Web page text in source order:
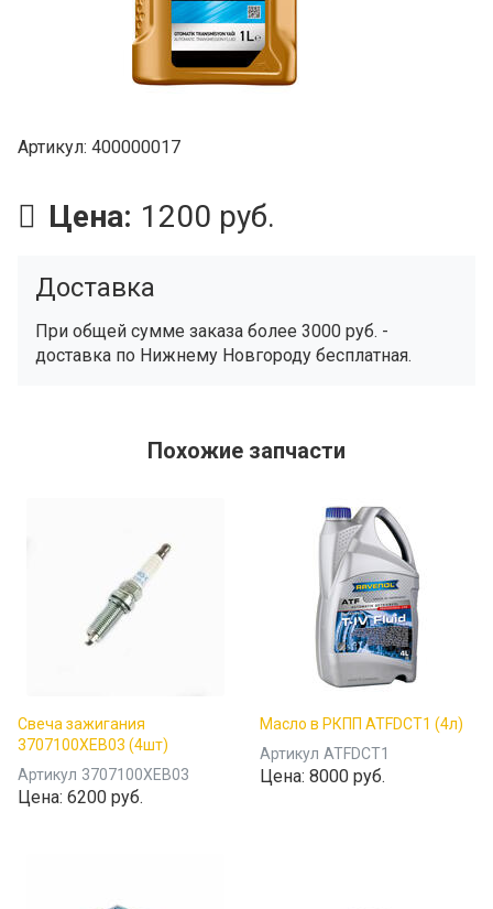
Артикул 400000017
Цена: 1200 руб.
Доставка
При общей сумме заказа более 3000 руб. -
доставка по Нижнему Новгороду бесплатная.
Похожие запчасти
Свеча зажигания
3707100XEB03 (4шт)
Артикул 3707100XEB03
Цена: 6200 руб.
Масло в РКПП ATFDCT1 (4л)
Артикул ATFDCT1
Цена: 8000 руб.